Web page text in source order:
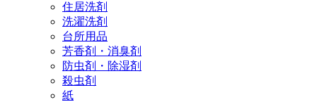
住居洗剤
洗濯洗剤
台所用品
芳香剤・消臭剤
防虫剤・除湿剤
殺虫剤
紙